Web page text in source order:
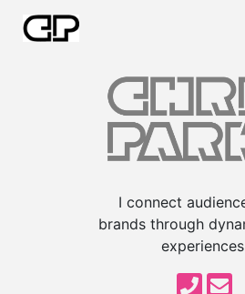
I connect
brands through